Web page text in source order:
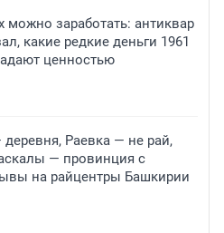
можно заработать: антиквар
какие редкие деньги 1961
ценностью
Раевка — не рай,
— провинция с
на райцентры Башкирии